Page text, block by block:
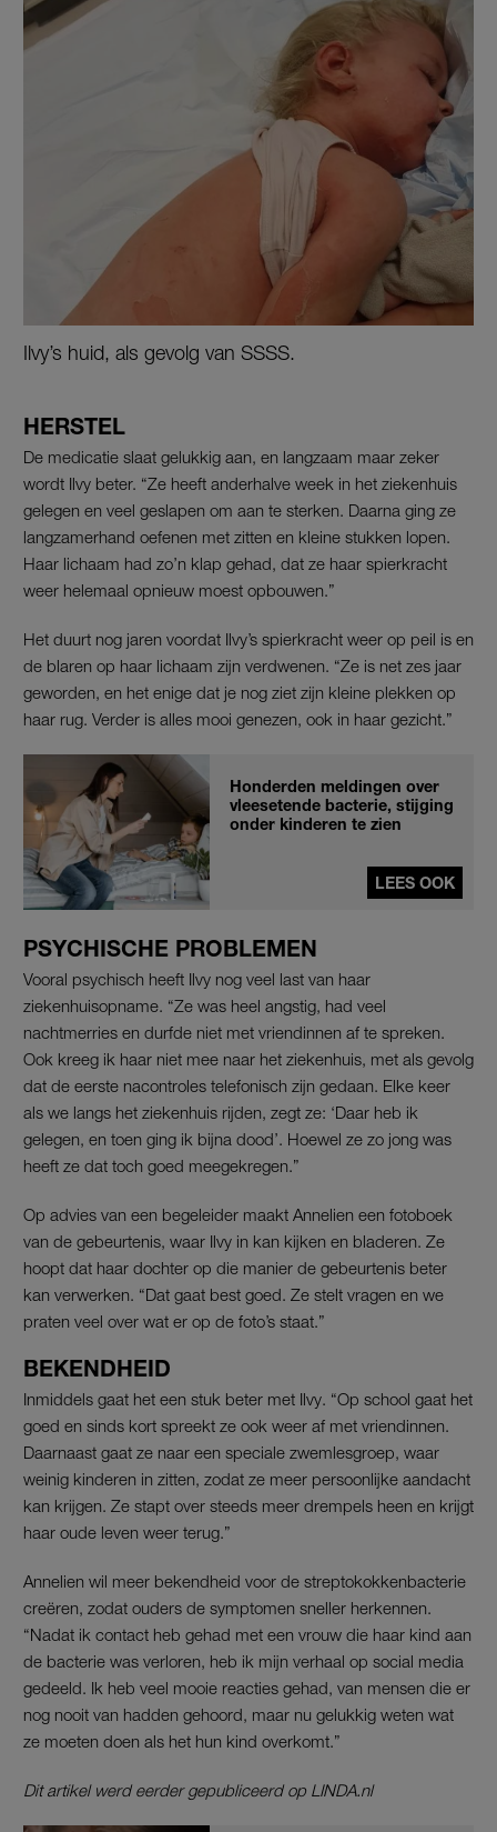
Ilvy’s huid, als gevolg van SSSS.
HERSTEL
De medicatie slaat gelukkig aan, en langzaam maar zeker
wordt Ilvy beter. “Ze heeft anderhalve week in het ziekenhuis
gelegen en veel geslapen om aan te sterken. Daarna ging ze
langzamerhand oefenen met zitten en kleine stukken lopen.
Haar lichaam had zo’n klap gehad, dat ze haar spierkracht
weer helemaal opnieuw moest opbouwen.”
Het duurt nog jaren voordat Ilvy’s spierkracht weer op peil is en
de blaren op haar lichaam zijn verdwenen. “Ze is net zes jaar
geworden, en het enige dat je nog ziet zijn kleine plekken op
haar rug. Verder is alles mooi genezen, ook in haar gezicht.”
Honderden meldingen over
vleesetende bacterie, stijging
onder kinderen te zien
LEES OOK
PSYCHISCHE PROBLEMEN
Vooral psychisch heeft Ilvy nog veel last van haar
ziekenhuisopname. “Ze was heel angstig, had veel
nachtmerries en durfde niet met vriendinnen af te spreken.
Ook kreeg ik haar niet mee naar het ziekenhuis, met als gevolg
dat de eerste nacontroles telefonisch zijn gedaan. Elke keer
als we langs het ziekenhuis rijden, zegt ze: ‘Daar heb ik
gelegen, en toen ging ik bijna dood’. Hoewel ze zo jong was
heeft ze dat toch goed meegekregen.”
Op advies van een begeleider maakt Annelien een fotoboek
van de gebeurtenis, waar Ilvy in kan kijken en bladeren. Ze
hoopt dat haar dochter op die manier de gebeurtenis beter
kan verwerken. “Dat gaat best goed. Ze stelt vragen en we
praten veel over wat er op de foto’s staat.”
BEKENDHEID
Inmiddels gaat het een stuk beter met Ilvy. “Op school gaat het
goed en sinds kort spreekt ze ook weer af met vriendinnen.
Daarnaast gaat ze naar een speciale zwemlesgroep, waar
weinig kinderen in zitten, zodat ze meer persoonlijke aandacht
kan krijgen. Ze stapt over steeds meer drempels heen en krijgt
haar oude leven weer terug.”
Annelien wil meer bekendheid voor de streptokokkenbacterie
creëren, zodat ouders de symptomen sneller herkennen.
“Nadat ik contact heb gehad met een vrouw die haar kind aan
de bacterie was verloren, heb ik mijn verhaal op social media
gedeeld. Ik heb veel mooie reacties gehad, van mensen die er
nog nooit van hadden gehoord, maar nu gelukkig weten wat
ze moeten doen als het hun kind overkomt.”
Dit artikel werd eerder gepubliceerd op LINDA.nl